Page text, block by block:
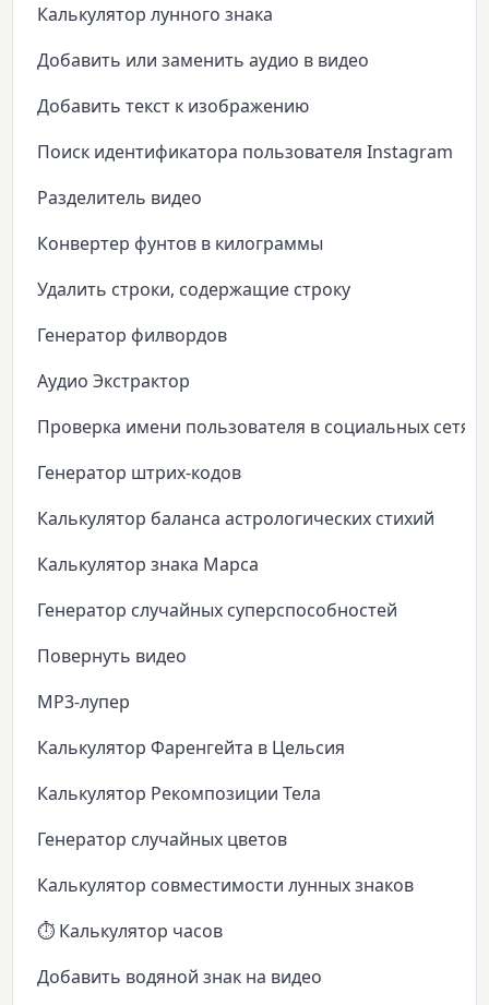
Калькулятор лунного знака
Добавить или заменить аудио в видео
Добавить текст к изображению
Поиск идентификатора пользователя Instagram
Разделитель видео
Конвертер фунтов в килограммы
Удалить строки, содержащие строку
Генератор филвордов
Аудио Экстрактор
Проверка имени пользователя в социальных сетях
Генератор штрих-кодов
Калькулятор баланса астрологических стихий
Калькулятор знака Марса
Генератор случайных суперспособностей
Повернуть видео
MP3-лупер
Калькулятор Фаренгейта в Цельсия
Калькулятор Рекомпозиции Тела
Генератор случайных цветов
Калькулятор совместимости лунных знаков
⏱️ Калькулятор часов
Добавить водяной знак на видео